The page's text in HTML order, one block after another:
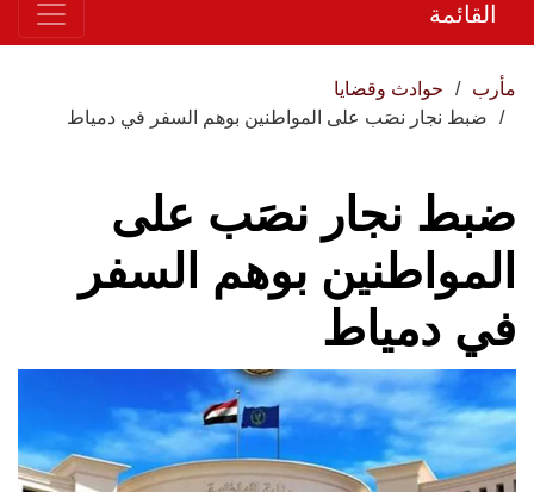
القائمة
مأرب
حوادث وقضايا
ضبط نجار نصَب على المواطنين بوهم السفر في دمياط
ضبط نجار نصَب على
المواطنين بوهم السفر
في دمياط